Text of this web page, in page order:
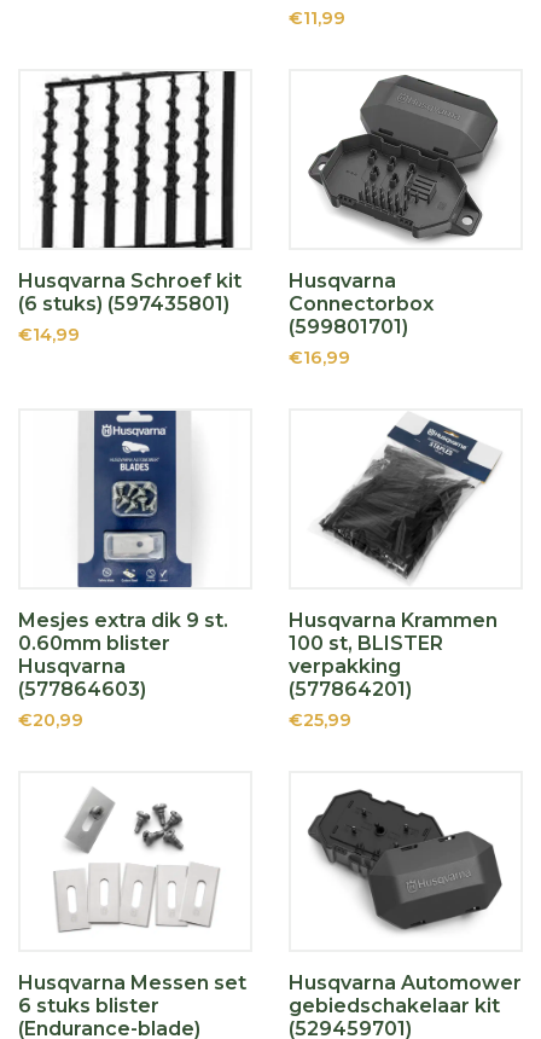
€11,99
Husqvarna Schroef kit
(6 stuks) (597435801)
€14,99
Husqvarna
Connectorbox
(599801701)
€16,99
Mesjes extra dik 9 st.
0.60mm blister
Husqvarna
(577864603)
€20,99
Husqvarna Krammen
100 st, BLISTER
verpakking
(577864201)
€25,99
Husqvarna Messen set
6 stuks blister
(Endurance-blade)
Husqvarna Automower
gebiedschakelaar kit
(529459701)